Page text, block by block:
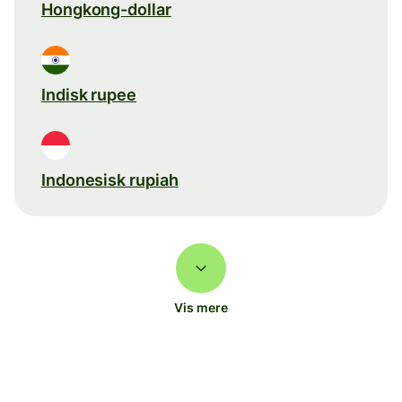
Hongkong-dollar
Indisk rupee
Indonesisk rupiah
Vis mere